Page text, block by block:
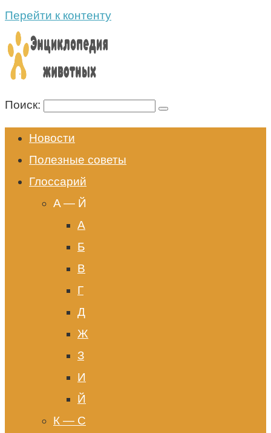
Перейти к контенту
Поиск:
Новости
Полезные советы
Глоссарий
A — Й
А
Б
В
Г
Д
Ж
З
И
Й
К — С